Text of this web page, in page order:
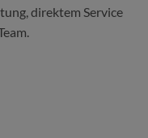
direktem Service